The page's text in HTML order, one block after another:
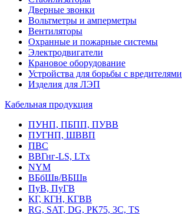
Дверные звонки
Вольтметры и амперметры
Вентиляторы
Охранные и пожарные системы
Электродвигатели
Крановое оборудование
Устройства для борьбы с вредителями
Изделия для ЛЭП
Кабельная продукция
ПУНП, ПБПП, ПУВВ
ПУГНП, ШВВП
ПВС
ВВГнг-LS, LTx
NYM
ВБбШв/ВБШв
ПуВ, ПуГВ
КГ, КГН, КГВВ
RG, SAT, DG, РК75, 3С, TS